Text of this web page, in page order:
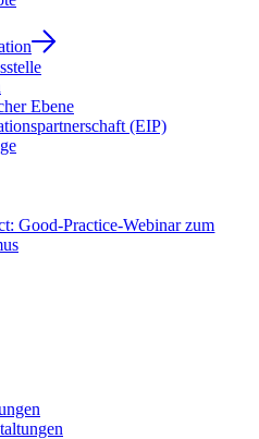
Ebene
(EIP)
Good-Practice-Webinar zum